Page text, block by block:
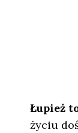
Łupież
życiu